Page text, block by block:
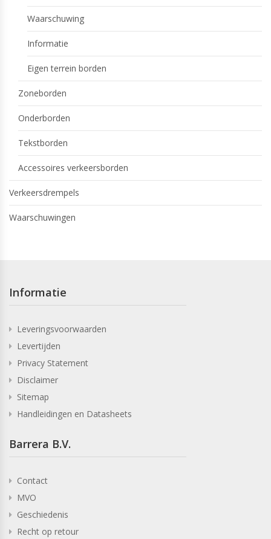
Waarschuwing
Informatie
Eigen terrein borden
Zoneborden
Onderborden
Tekstborden
Accessoires verkeersborden
Verkeersdrempels
Waarschuwingen
Informatie
Leveringsvoorwaarden
Levertijden
Privacy Statement
Disclaimer
Sitemap
Handleidingen en Datasheets
Barrera B.V.
Contact
MVO
Geschiedenis
Recht op retour